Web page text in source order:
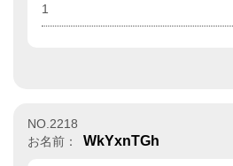
1
NO.2218
お名前：
WkYxnTGh